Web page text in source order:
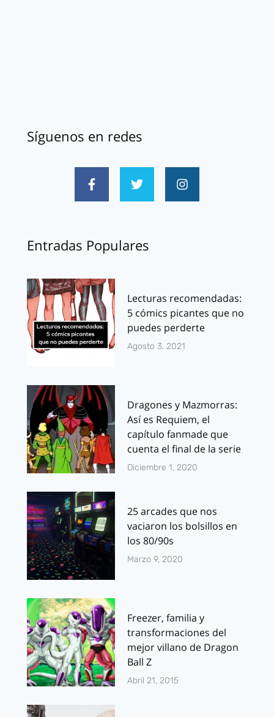
Síguenos en redes
Entradas Populares
Lecturas recomendadas:
5 cómics picantes que no
puedes perderte
Agosto 3, 2021
Dragones y Mazmorras:
Así es Requiem, el
capítulo fanmade que
cuenta el final de la serie
Diciembre 1, 2020
25 arcades que nos
vaciaron los bolsillos en
los 80/90s
Marzo 9, 2020
Freezer, familia y
transformaciones del
mejor villano de Dragon
Ball Z
Abril 21, 2015